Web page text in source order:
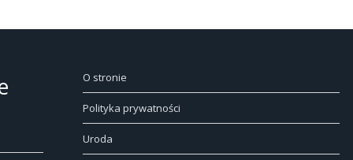
O stronie
Polityka prywatności
Uroda